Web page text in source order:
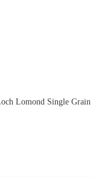
Lomond Single Grain